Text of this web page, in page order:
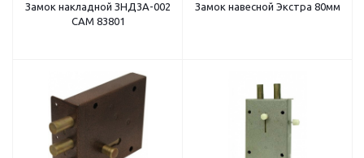
Замок накладной ЗНД3А-002
САМ 83801
Замок навесной Экстра 80мм